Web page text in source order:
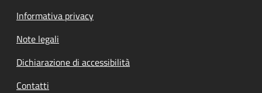
Informativa privacy
Note legali
Dichiarazione di accessibilità
Contatti